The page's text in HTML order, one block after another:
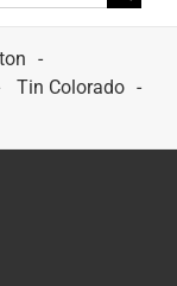
Tin Colorado